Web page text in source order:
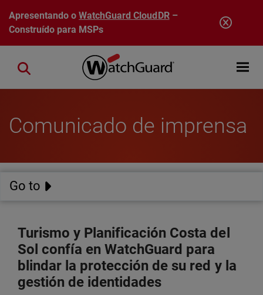
Pular para o conteúdo principal
Apresentando oWatchGuard CloudDR–
Construído para MSPs
Open
Close search
Comunicado de imprensa
Go to
Turismo y Planificación Costa del
Sol confía en WatchGuard para
blindar la protección de su red y la
gestión de identidades